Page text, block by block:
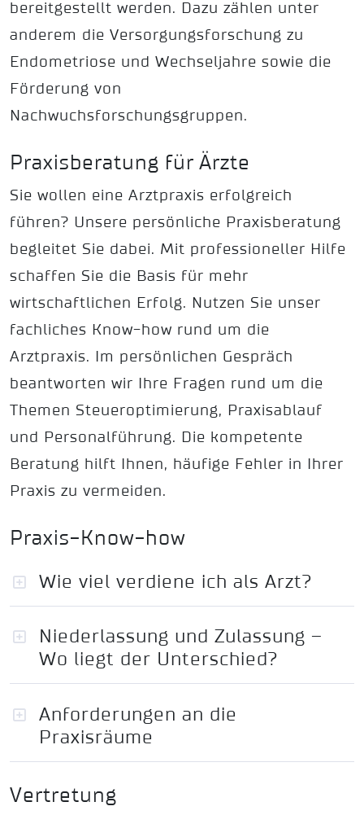
bereitgestellt werden. Dazu zählen unter
anderem die Versorgungsforschung zu
Endometriose und Wechseljahre sowie die
Förderung von
Nachwuchsforschungsgruppen.
Praxisberatung für Ärzte
Sie wollen eine Arztpraxis erfolgreich
führen? Unsere persönliche Praxisberatung
begleitet Sie dabei. Mit professioneller Hilfe
schaffen Sie die Basis für mehr
wirtschaftlichen Erfolg. Nutzen Sie unser
fachliches Know-how rund um die
Arztpraxis. Im persönlichen Gespräch
beantworten wir Ihre Fragen rund um die
Themen Steueroptimierung, Praxisablauf
und Personalführung. Die kompetente
Beratung hilft Ihnen, häufige Fehler in Ihrer
Praxis zu vermeiden.
Praxis-Know-how
Wie viel verdiene ich als Arzt?
Niederlassung und Zulassung –
Wo liegt der Unterschied?
Anforderungen an die
Praxisräume
Vertretung